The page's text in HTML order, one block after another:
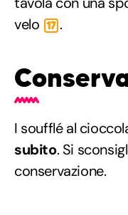
velo 17 .
I soufflé al
subito. Si
conservazione.